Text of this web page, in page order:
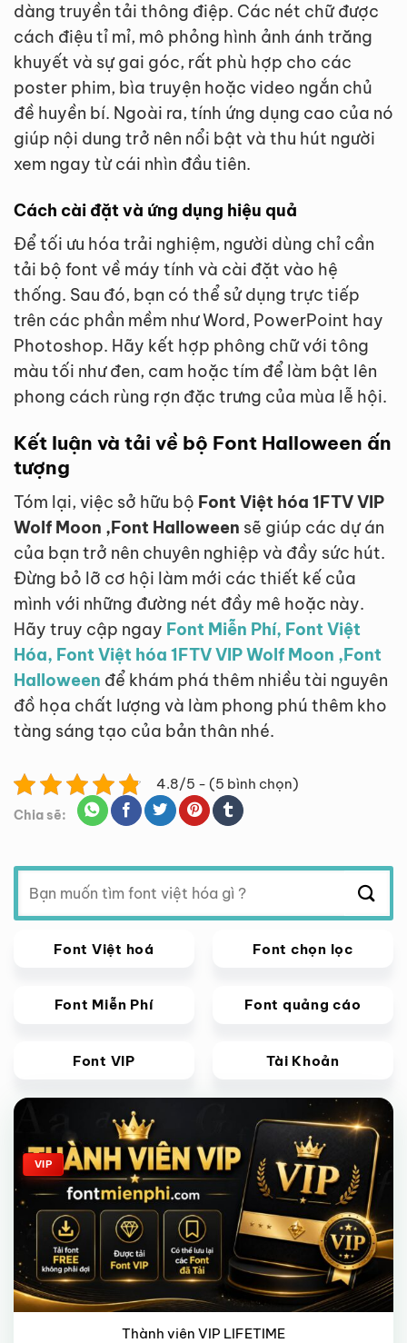
dàng truyền tải thông điệp. Các nét chữ được
cách điệu tỉ mỉ, mô phỏng hình ảnh ánh trăng
khuyết và sự gai góc, rất phù hợp cho các
poster phim, bìa truyện hoặc video ngắn chủ
đề huyền bí. Ngoài ra, tính ứng dụng cao của nó
giúp nội dung trở nên nổi bật và thu hút người
xem ngay từ cái nhìn đầu tiên.
Cách cài đặt và ứng dụng hiệu quả
Để tối ưu hóa trải nghiệm, người dùng chỉ cần
tải bộ font về máy tính và cài đặt vào hệ
thống. Sau đó, bạn có thể sử dụng trực tiếp
trên các phần mềm như Word, PowerPoint hay
Photoshop. Hãy kết hợp phông chữ với tông
màu tối như đen, cam hoặc tím để làm bật lên
phong cách rùng rợn đặc trưng của mùa lễ hội.
Kết luận và tải về bộ Font Halloween ấn
tượng
Tóm lại, việc sở hữu bộ Font Việt hóa 1FTV VIP
Wolf Moon ,Font Halloween sẽ giúp các dự án
của bạn trở nên chuyên nghiệp và đầy sức hút.
Đừng bỏ lỡ cơ hội làm mới các thiết kế của
mình với những đường nét đầy mê hoặc này.
Hãy truy cập ngay Font Miễn Phí, Font Việt
Hóa, Font Việt hóa 1FTV VIP Wolf Moon ,Font
Halloween để khám phá thêm nhiều tài nguyên
đồ họa chất lượng và làm phong phú thêm kho
tàng sáng tạo của bản thân nhé.
4.8/5 - (5 bình chọn)
Chia sẽ:
Tìm
kiếm:
Font Việt hoá Font chọn lọc
Font Miễn Phí Font quảng cáo
Font VIP Tài Khoản
Giảm giá!
VIP
Thành viên VIP LIFETIME